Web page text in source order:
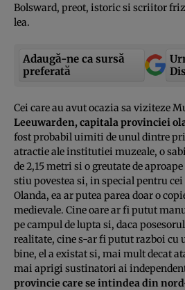
Bolsward, preot, istoric si scriitor
lea.
Adaugă-ne ca sursă
preferată
Cei care au avut ocazia sa viziteze
Leeuwarden, capitala provinciei
fost probabil uimiti de unul dintre
atractie ale institutiei muzeale, o
de 2,15 metri si o greutate de
stiu povestea si, in special pentru
Olanda, ea ar putea parea doar o
medievale. Cine oare ar fi putut
pe campul de lupta si, daca
realitate, cine s-ar fi putut razboi cu
bine, el a existat si, mai mult decat
mai aprigi sustinatori ai
provincie care se intindea din